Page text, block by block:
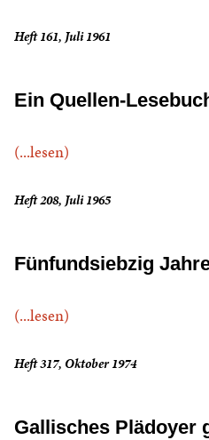
Heft 161, Juli 1961
Ein Quellen-
(...lesen)
Heft 208, Juli 1965
Fünfundsiebzig
(...lesen)
Heft 317, Oktober 1974
Gallisches Plädoyer